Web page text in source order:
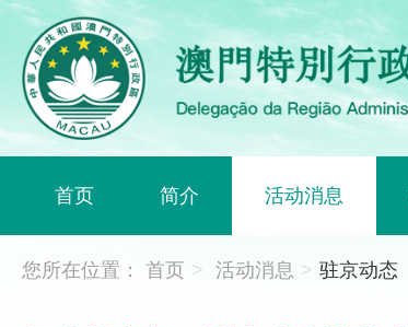
首页 简介 活动消息
您所在位置： 首页 > 活动消息 > 驻京动态